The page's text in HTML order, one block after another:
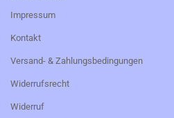
Impressum
Kontakt
Versand- & Zahlungsbedingungen
Widerrufsrecht
Widerruf